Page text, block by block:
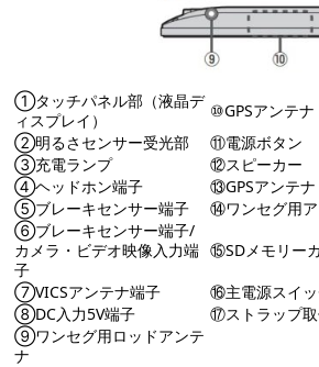
①タッチパネル部（液晶デ
ィスプレイ）
⑩GPSアンテナ
②明るさセンサー受光部
⑪電源ボタン
③充電ランプ
⑫スピーカー
④ヘッドホン端子
⑬GPSアンテナ
⑤ブレーキセンサー端子
⑭ワンセグ用
⑥ブレーキセンサー端子/
カメラ・ビデオ映像入力端
子
⑮SDメモリー
⑦VICSアンテナ端子
⑯主電源スイ
⑧DC入力5V端子
⑰ストラップ
⑨ワンセグ用ロッドアンテ
ナ